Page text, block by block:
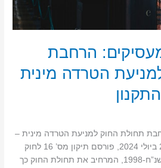
הרחבת
הטרדה מינית
תחולת החוק למניעת הטרדה מינית –
חובת עדכון התקנון ביום 25 ביולי 2024, פורסם תיקון מס’ 16 לחוק
למניעת הטרדה מינית, התשנ”ח-1998, המרחיב את תחולת החוק כך